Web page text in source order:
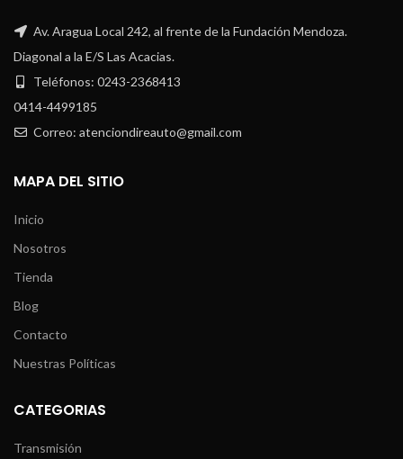
Av. Aragua Local 242, al frente de la Fundación Mendoza.
Diagonal a la E/S Las Acacias.
Teléfonos: 0243-2368413
0414-4499185
Correo: atenciondireauto@gmail.com
MAPA DEL SITIO
Inicio
Nosotros
Tienda
Blog
Contacto
Nuestras Políticas
CATEGORIAS
Transmisión